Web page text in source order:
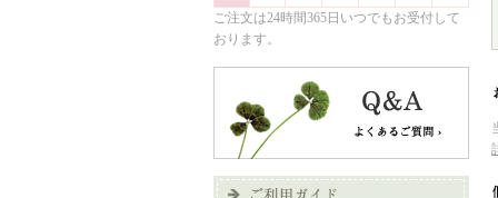
ご注文は24時間365日いつでもお受付して
おります。